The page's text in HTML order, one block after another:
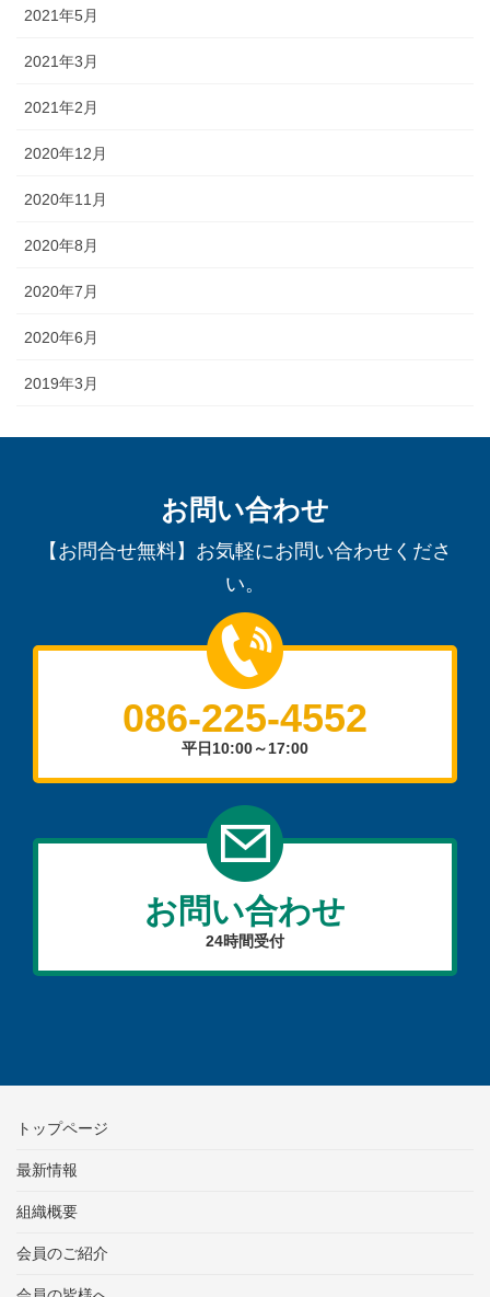
2021年5月
2021年3月
2021年2月
2020年12月
2020年11月
2020年8月
2020年7月
2020年6月
2019年3月
お問い合わせ
【お問合せ無料】お気軽にお問い合わせくださ
い。
086-225-4552
平日10:00～17:00
お問い合わせ
24時間受付
トップページ
最新情報
組織概要
会員のご紹介